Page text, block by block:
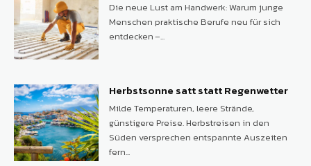
Die neue Lust am Handwerk: Warum junge
Menschen praktische Berufe neu für sich
entdecken –...
Herbstsonne satt statt Regenwetter
Milde Temperaturen, leere Strände,
günstigere Preise. Herbstreisen in den
Süden versprechen entspannte Auszeiten
fern...